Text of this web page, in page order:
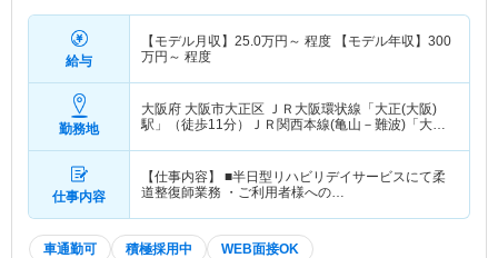
給与
【モデル月収】 25.0万円～ 程度 【モデル年収】 300
万円～ 程度
勤務地
大阪府 大阪市大正区 ＪＲ大阪環状線「大正(大阪)
駅」（徒歩11分）ＪＲ関西本線(亀山－難波)「大正
仕事内容
【仕事内容】 ■半日型リハビリデイサービスにて柔
道整復師業務 ・ご利用者様への…
車通勤可 積極採用中 WEB面接OK